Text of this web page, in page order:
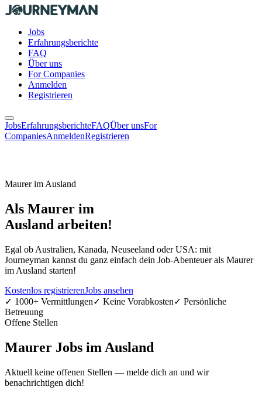
Jobs
Erfahrungsberichte
FAQ
Über uns
For Companies
Anmelden
Registrieren
JobsErfahrungsberichteFAQÜber unsFor
CompaniesAnmeldenRegistrieren
Maurer im Ausland
Als Maurer im
Ausland arbeiten!
Egal ob Australien, Kanada, Neuseeland oder USA: mit
Journeyman kannst du ganz einfach dein Job-Abenteuer als Maurer
im Ausland starten!
Kostenlos registrierenJobs ansehen
✓ 1000+ Vermittlungen✓ Keine Vorabkosten✓ Persönliche
Betreuung
Offene Stellen
Maurer Jobs im Ausland
Aktuell keine offenen Stellen — melde dich an und wir
benachrichtigen dich!